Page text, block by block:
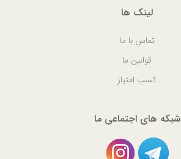
لینک ها
تماس با ما
قوانین ما
کسب امتیاز
شبکه های اجتماعی ما